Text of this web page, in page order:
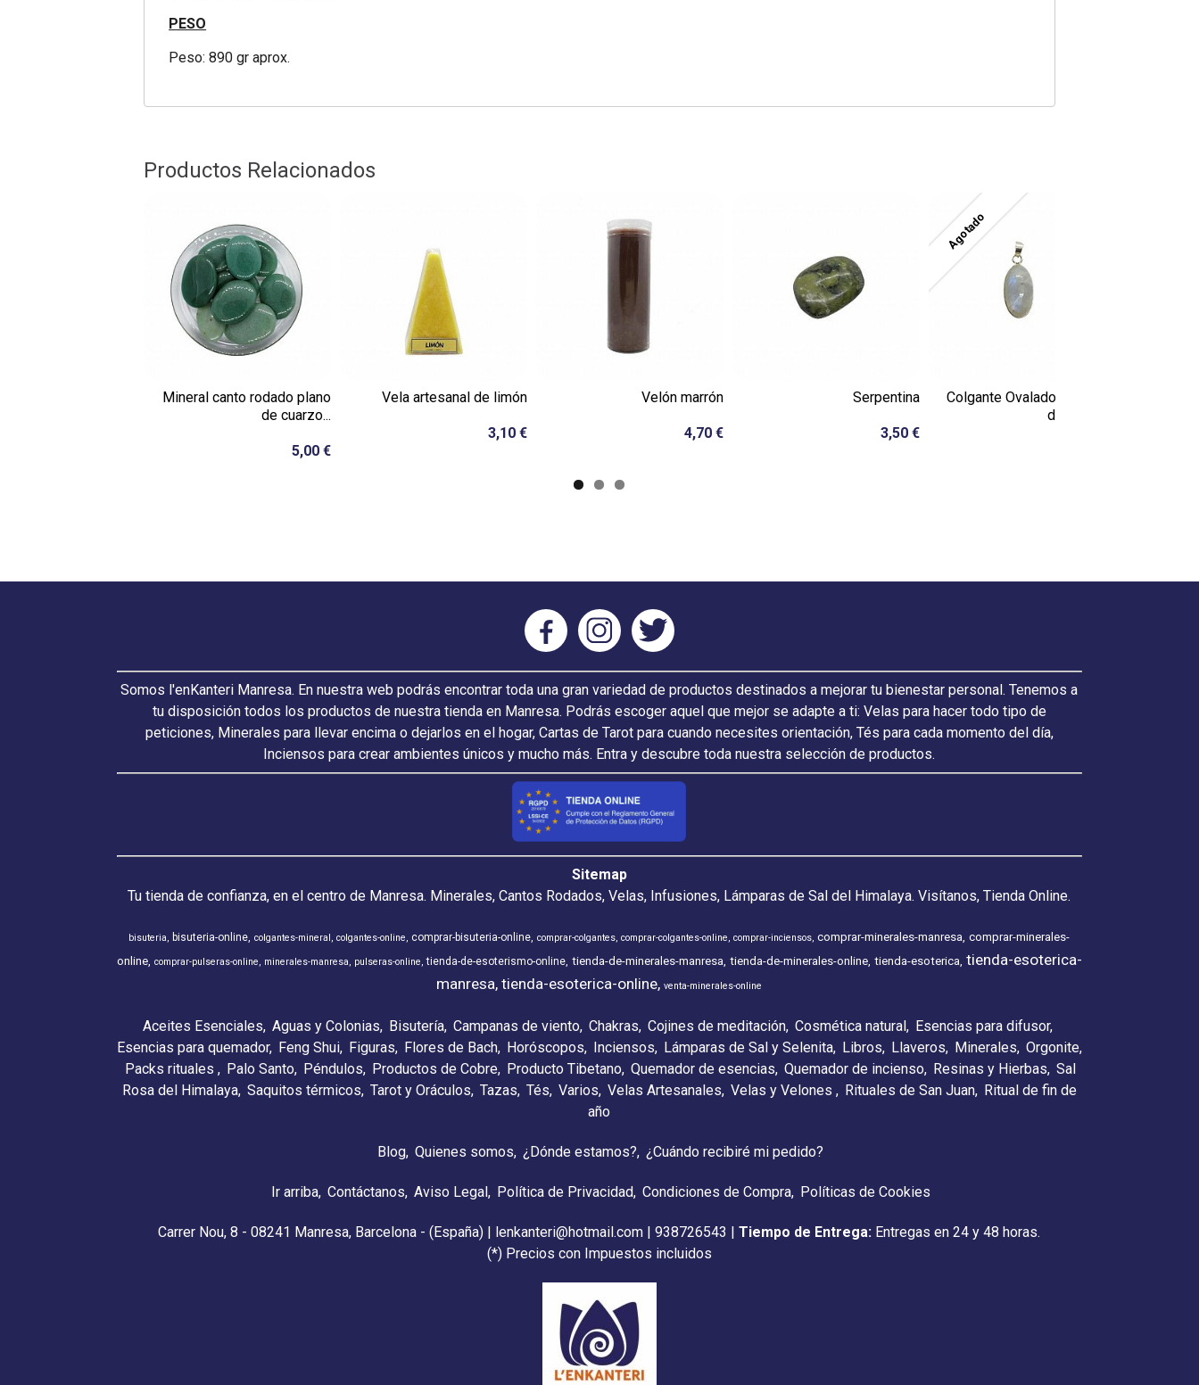
PESO
Peso: 890 gr aprox.
Productos Relacionados
Mineral canto rodado plano
de cuarzo...
5,00 €
Vela artesanal de limón
3,10 €
Velón marrón
4,70 €
Serpentina
3,50 €
Agotado
Colgante Ovalado Pequeño
de Piedra...
Somos l'enKanteri Manresa. En nuestra web podrás encontrar toda una gran variedad de productos destinados a mejorar tu bienestar personal. Tenemos a
tu disposición todos los productos de nuestra tienda en Manresa. Podrás escoger aquel que mejor se adapte a ti: Velas para hacer todo tipo de
peticiones, Minerales para llevar encima o dejarlos en el hogar, Cartas de Tarot para cuando necesites orientación, Tés para cada momento del día,
Inciensos para crear ambientes únicos y mucho más. Entra y descubre toda nuestra selección de productos.
Sitemap
Tu tienda de confianza, en el centro de Manresa. Minerales, Cantos Rodados, Velas, Infusiones, Lámparas de Sal del Himalaya. Visítanos, Tienda Online.
bisuteria bisuteria-online colgantes-mineral colgantes-online comprar-bisuteria-online comprar-colgantes comprar-colgantes-online comprar-inciensos comprar-minerales-manresa comprar-minerales-
online comprar-pulseras-online minerales-manresa pulseras-online tienda-de-esoterismo-online tienda-de-minerales-manresa tienda-de-minerales-online tienda-esoterica tienda-esoterica-
manresa tienda-esoterica-online venta-minerales-online
Aceites Esenciales Aguas y Colonias Bisutería Campanas de viento Chakras Cojines de meditación Cosmética natural Esencias para difusor
Esencias para quemador Feng Shui Figuras Flores de Bach Horóscopos Inciensos Lámparas de Sal y Selenita Libros Llaveros Minerales Orgonite
Packs rituales Palo Santo Péndulos Productos de Cobre Producto Tibetano Quemador de esencias Quemador de incienso Resinas y Hierbas Sal
Rosa del Himalaya Saquitos térmicos Tarot y Oráculos Tazas Tés Varios Velas Artesanales Velas y Velones Rituales de San Juan Ritual de fin de
año
Blog Quienes somos ¿Dónde estamos? ¿Cuándo recibiré mi pedido?
Ir arriba Contáctanos Aviso Legal Política de Privacidad Condiciones de Compra Políticas de Cookies
Carrer Nou, 8 - 08241 Manresa, Barcelona - (España) | lenkanteri@hotmail.com |938726543 |Tiempo de Entrega: Entregas en 24 y 48 horas.
(*) Precios con Impuestos incluidos